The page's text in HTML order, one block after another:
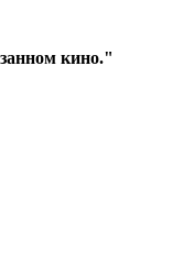
кино."